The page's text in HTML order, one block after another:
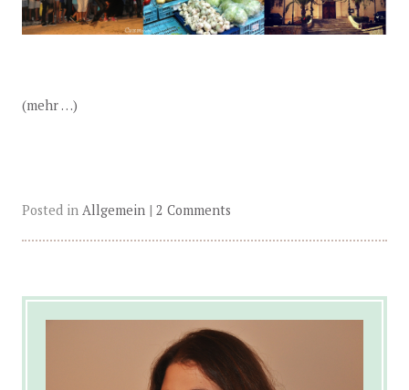
(mehr …)
Posted in Allgemein| 2 Comments